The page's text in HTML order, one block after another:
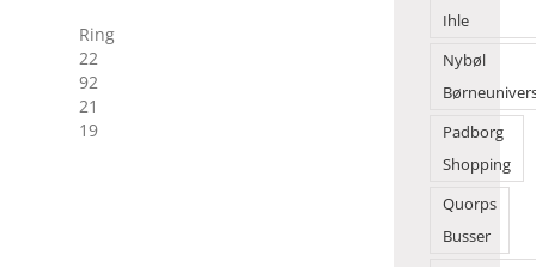
Ring
22
92
21
19
Ihle
Nybøl
Padborg
Shopping
Quorps
Busser